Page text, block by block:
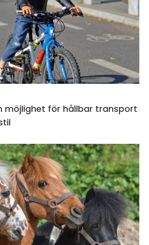
möjlighet för hållbar transport